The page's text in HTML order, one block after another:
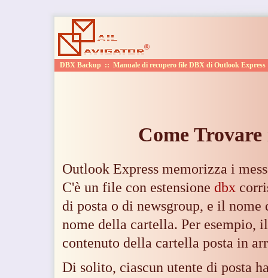
DBX Backup :: Manuale di recupero file DBX di Outlook Express
Come
Outlook Express memorizza i
C'è un file con estensionedbx
di posta o di newsgroup, e il
nome della cartella. Per esempio,
contenuto della cartella posta in
Di solito, ciascun utente di posta